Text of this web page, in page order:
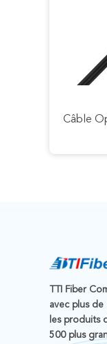
TTI Fiber
avec plus de
les produits
500 plus